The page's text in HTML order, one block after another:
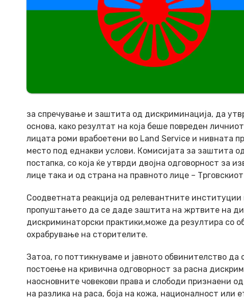
за спречување и заштита од дискриминација, да
основа, како резултат на која беше повреден
лицата роми врабоетени во Land Service и нивната
место под еднакви услови. Комисијата за заштита
постапка, со која ќе утврди двојна одговорност за
лице така и од страна на правното лице –
Соодветната реакција од релевантните
пропуштањето да се даде заштита на жртвите на
дискриминаторски практики,може да резултира со
охрабрување на сторителите.
Затоа, го поттикнуваме и јавното обвинителство
постоење на кривична одговорност за расна
наосновните човекови права и слободи признаени
на разлика на раса, боја на кожа, националност или